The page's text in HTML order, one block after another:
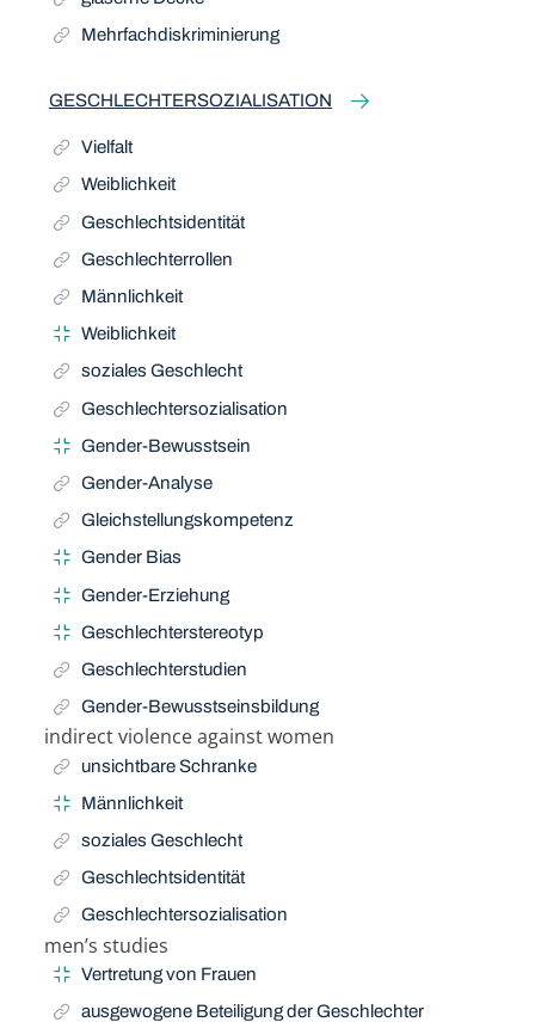
Mehrfachdiskriminierung
GESCHLECHTERSOZIALISATION
Vielfalt
Weiblichkeit
Geschlechtsidentität
Geschlechterrollen
Männlichkeit
Weiblichkeit
soziales Geschlecht
Geschlechtersozialisation
Gender-Bewusstsein
Gender-Analyse
Gleichstellungskompetenz
Gender Bias
Gender-Erziehung
Geschlechterstereotyp
Geschlechterstudien
Gender-Bewusstseinsbildung
indirect violence against women
Related Term
unsichtbare Schranke
Männlichkeit
soziales Geschlecht
Geschlechtsidentität
Geschlechtersozialisation
men’s studies
Related Term
Vertretung von Frauen
ausgewogene Beteiligung der Geschlechter